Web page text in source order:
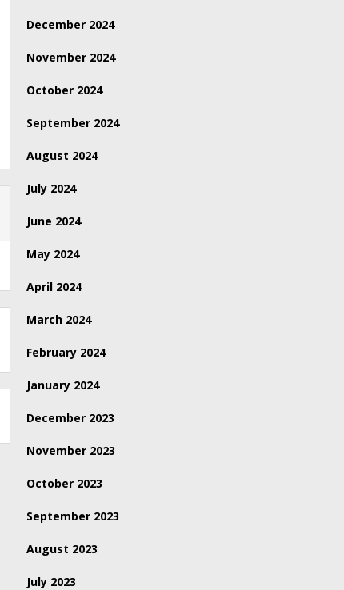
December 2024
November 2024
October 2024
September 2024
August 2024
July 2024
June 2024
May 2024
April 2024
March 2024
February 2024
January 2024
December 2023
November 2023
October 2023
September 2023
August 2023
July 2023